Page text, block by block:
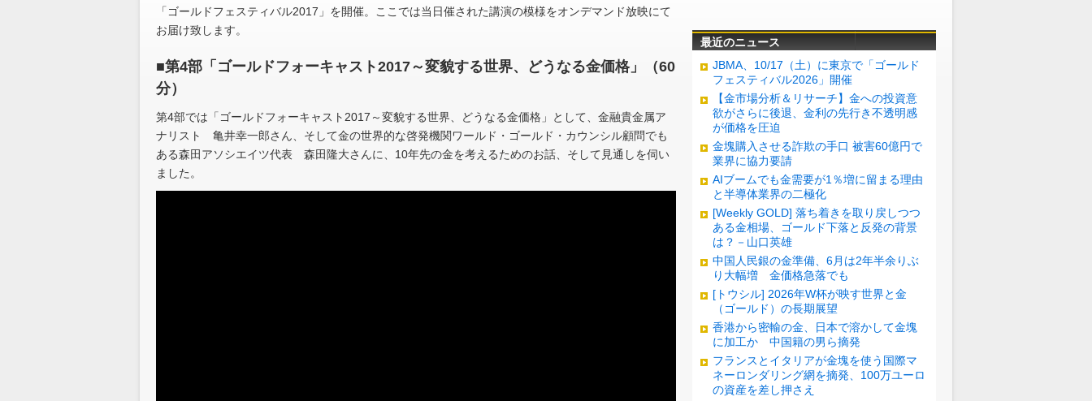
「ゴールドフェスティバル2017」を開催。ここでは当日催された講演の模様をオンデマンド放映にて
お届け致します。
■第4部「ゴールドフォーキャスト2017～変貌する世界、どうなる金価格」（60
分）
第4部では「ゴールドフォーキャスト2017～変貌する世界、どうなる金価格」として、金融貴金属ア
ナリスト 亀井幸一郎さん、そして金の世界的な啓発機関ワールド・ゴールド・カウンシル顧問でも
ある森田アソシエイツ代表 森田隆大さんに、10年先の金を考えるためのお話、そして見通しを伺い
ました。
最近のニュース
JBMA、10/17（土）に東京で「ゴールド
フェスティバル2026」開催
【金市場分析＆リサーチ】金への投資意
欲がさらに後退、金利の先行き不透明感
が価格を圧迫
金塊購入させる詐欺の手口 被害60億円で
業界に協力要請
AIブームでも金需要が1％増に留まる理由
と半導体業界の二極化
[Weekly GOLD] 落ち着きを取り戻しつつ
ある金相場、ゴールド下落と反発の背景
は？－山口英雄
中国人民銀の金準備、6月は2年半余りぶ
り大幅増 金価格急落でも
[トウシル] 2026年W杯が映す世界と金
（ゴールド）の長期展望
香港から密輸の金、日本で溶かして金塊
に加工か 中国籍の男ら摘発
フランスとイタリアが金塊を使う国際マ
ネーロンダリング網を摘発、100万ユーロ
の資産を差し押さえ